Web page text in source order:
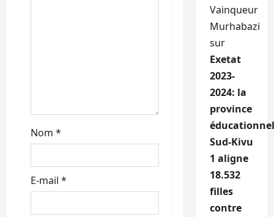
Nom *
E-mail *
Vainqueur
Murhabazi
sur
Exetat
2023-
2024: la
province
Sud-Kivu
1 aligne
18.532
filles
contre